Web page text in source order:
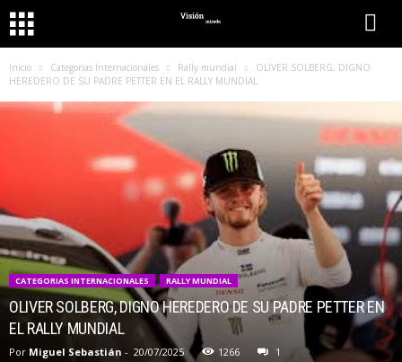
Inicio Categorias Internacionales Rally mundial
OLIVER SOLBERG, DIGNO
HEREDERO DE SU PADRE PETTER EN EL RALLY MUNDIAL
CATEGORIAS INTERNACIONALES RALLY MUNDIAL
OLIVER SOLBERG, DIGNO HEREDERO DE SU PADRE PETTER EN
EL RALLY MUNDIAL
Por Miguel Sebastián - 20/07/2025 1266 1